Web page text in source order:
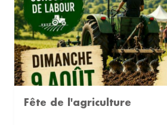
Fête de l'agriculture